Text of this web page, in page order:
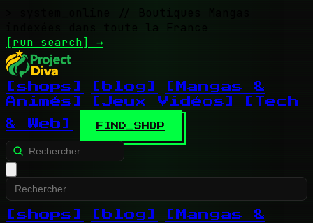
// Boutiques Mangas
indexées dans toute la France
[run search] →
[shops] [blog]
[Mangas &
Animés]
[Jeux Vidéos]
[Tech
& Web]
FIND_SHOP
[shops] [blog]
[Mangas &